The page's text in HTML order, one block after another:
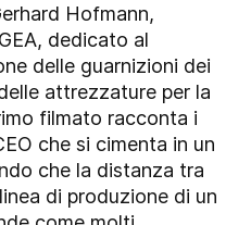
Hofmann,
dedicato al
delle guarnizioni dei
attrezzature per la
filmato racconta i
che si cimenta in un
che la distanza tra
di produzione di un